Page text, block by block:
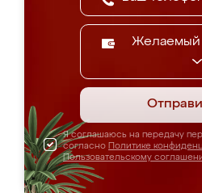
Я соглашаюсь на передачу
согласно Политике
Пользовательскому